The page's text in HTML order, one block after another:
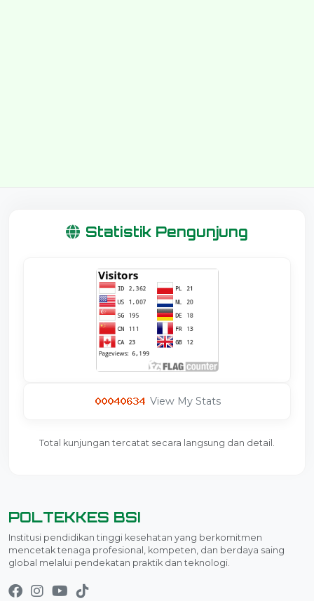
Statistik Pengunjung
View My Stats
Total kunjungan tercatat secara langsung dan detail.
POLTEKKES BSI
Institusi pendidikan tinggi kesehatan yang berkomitmen
mencetak tenaga profesional, kompeten, dan berdaya saing
global melalui pendekatan praktik dan teknologi.